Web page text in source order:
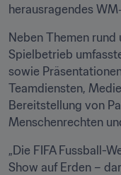
herausragendes
Neben Themen
Spielbetrieb
sowie
Teamdiensten,
Bereitstellung von
Menschenrechten
„Die FIFA Fussball-
Show auf Erden –